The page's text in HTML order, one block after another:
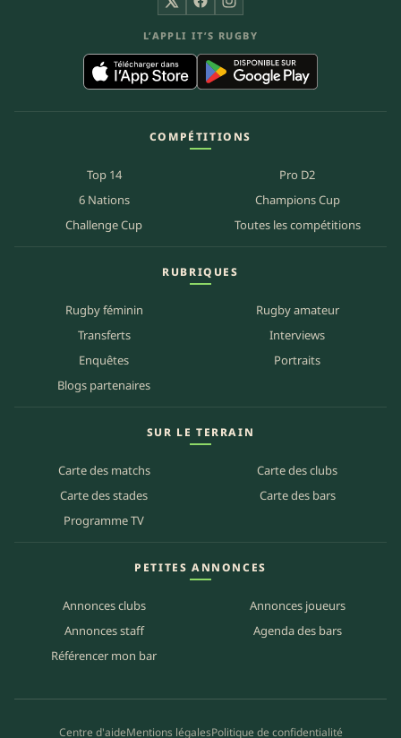
X FacebookInstagram
L’APPLI IT’S RUGBY
COMPÉTITIONS
Top 14
Pro D2
6 Nations
Champions Cup
Challenge Cup
Toutes les compétitions
RUBRIQUES
Rugby féminin
Rugby amateur
Transferts
Interviews
Enquêtes
Portraits
Blogs partenaires
SUR LE TERRAIN
Carte des matchs
Carte des clubs
Carte des stades
Carte des bars
Programme TV
PETITES ANNONCES
Annonces clubs
Annonces joueurs
Annonces staff
Agenda des bars
Référencer mon bar
Centre d'aideMentions légalesPolitique de confidentialité